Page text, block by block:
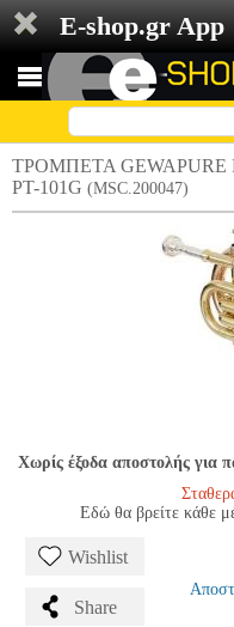
E-shop.gr App
ΤΡΟΜΠΕΤΑ GEWAPURE
PT-101G (MSC.200047)
Χωρίς έξοδα αποστολής για
Εδώ θα βρείτε κάθε
Wishlist
Share